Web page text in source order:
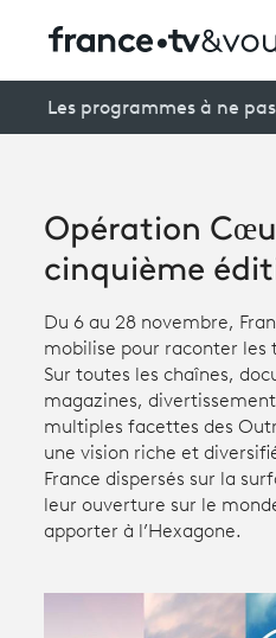
Avantages fidélité
Creators
Participer et assister à une
À votre écoute
Productions et innovation
Programme tv
Les programmes à ne
Opération
cinquième
Du 6 au 28 novembre,
mobilise pour raconter
Sur toutes les chaînes,
magazines,
multiples facettes des
une vision riche et
France dispersés sur la
leur ouverture sur le
apporter à l’Hexagone.